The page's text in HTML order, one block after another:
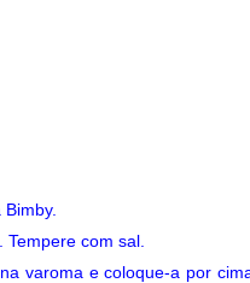
com sal.
varoma e coloque-a por